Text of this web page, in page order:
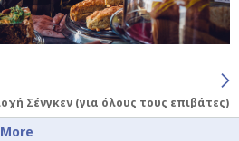
Σένγκεν (για όλους τους επιβάτες)